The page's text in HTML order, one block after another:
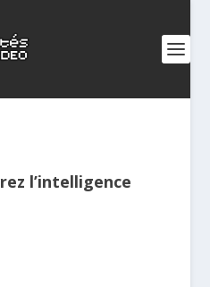
l’intelligence